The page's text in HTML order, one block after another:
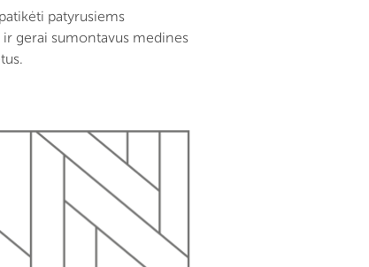
patyrusiems
gerai sumontavus medines